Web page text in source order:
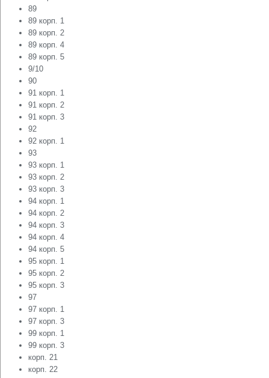
89
89 корп. 1
89 корп. 2
89 корп. 4
89 корп. 5
9/10
90
91 корп. 1
91 корп. 2
91 корп. 3
92
92 корп. 1
93
93 корп. 1
93 корп. 2
93 корп. 3
94 корп. 1
94 корп. 2
94 корп. 3
94 корп. 4
94 корп. 5
95 корп. 1
95 корп. 2
95 корп. 3
97
97 корп. 1
97 корп. 3
99 корп. 1
99 корп. 3
корп. 21
корп. 22